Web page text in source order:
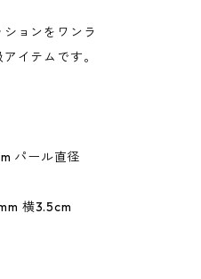
ョンをワンラ
イテムです。
パール直径
横3.5cm